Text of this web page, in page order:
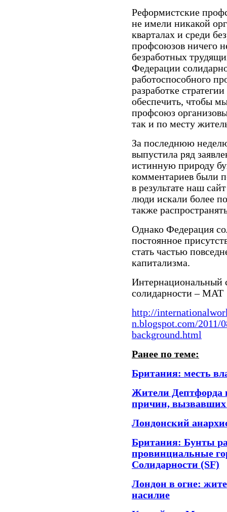
Реформистские
не имели никакой
кварталах и среди
профсоюзов ничего
безработных
Федерации
работоспособного
разработке
обеспечить, чтобы
профсоюз
так и по месту
За последнюю
выпустила ряд
истинную природу
комментариев были
в результате наш сайт
люди искали более
также
Однако Федерация
постоянное
стать частью
капитализма.
Интернациональный
солидарности – МАТ
http://
n.blogspot.com/2011/
background.html
Ранее по теме:
Британия: месть
Жители Дептфорда
причин,
Лондонский
Британия: Бунты
провинциальные
Солидарности (SF)
Лондон в огне:
насилие